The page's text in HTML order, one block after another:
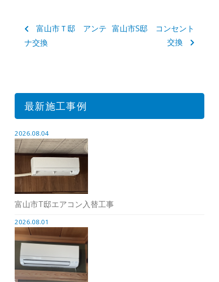
富山市Ｔ邸 アンテ
ナ交換
富山市S邸 コンセント
交換
最新施工事例
2026.08.04
富山市T邸エアコン入替工事
2026.08.01